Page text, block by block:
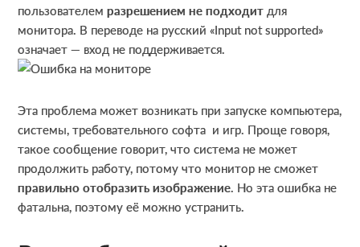
пользователемразрешением не подходит для
монитора. В переводе на русский «Input not supported»
означает — вход не поддерживается.
Эта проблема может возникать при запуске компьютера,
системы, требовательного софта и игр. Проще говоря,
такое сообщение говорит, что система не может
продолжить работу, потому что монитор не сможет
правильно отобразить изображение. Но эта ошибка не
фатальна, поэтому её можно устранить.